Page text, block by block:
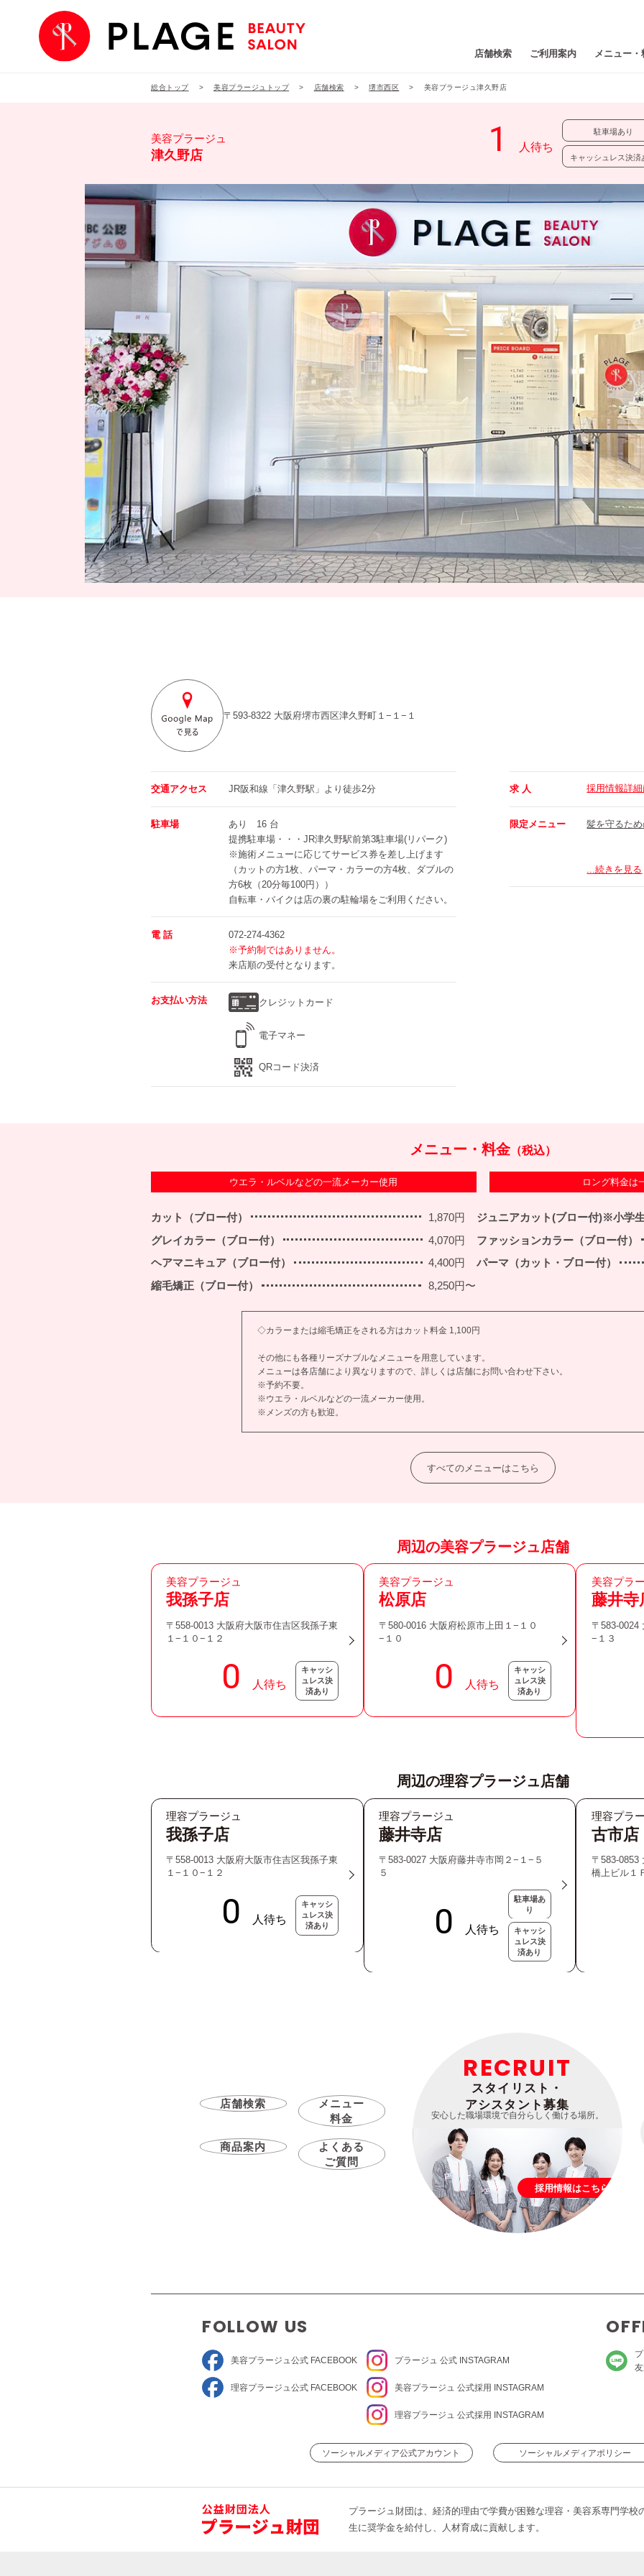
店舗検索 ご利用案内 メニュー・
総合トップ 美容プラージュトップ 店舗検索 堺市西区 美容プラージュ津久野店
美容プラージュ
津久野店
駐車場あり
キャッシュレス決済
〒593-8322 大阪府堺市西区津久野町１−１−１
交通アクセス JR阪和線「津久野駅」より徒歩2分
駐車場
あり 16 台
提携駐車場・・・JR津久野駅前第3駐車場(リパーク)
※施術メニューに応じてサービス券を差し上げます
（カットの方1枚、パーマ・カラーの方4枚、ダブルの
方6枚（20分毎100円））
自転車・バイクは店の裏の駐輪場をご利用ください。
電 話
072-274-4362
※予約制ではありません。
来店順の受付となります。
お支払い方法 クレジットカード
電子マネー
QRコード決済
求 人 採用情報詳
限定メニュー 髪を守るため
...続きを見る
メニュー・料金（税込）
ウエラ・ルベルなどの一流メーカー使用 ロング料金は
カット（ブロー付） 1,870円 ジュニアカット(ブロー付)※小学
グレイカラー（ブロー付）
4,070円 ファッションカラー（ブロー付）
ヘアマニキュア（ブロー付）
4,400円 パーマ（カット・ブロー付）
縮毛矯正（ブロー付）
8,250円〜
◇カラーまたは縮毛矯正をされる方はカット料金 1,100円
その他にも各種リーズナブルなメニューを用意しています。
メニューは各店舗により異なりますので、詳しくは店舗にお問い合わせ下さい。
※予約不要。
※ウエラ・ルベルなどの一流メーカー使用。
※メンズの方も歓迎。
すべてのメニューはこちら
周辺の美容プラージュ店舗
美容プラージュ
我孫子店
〒558-0013 大阪府大阪市住吉区我孫子東
１−１０−１２
キャッシ
ュレス決
済あり
美容プラージュ
松原店
〒580-0016 大阪府松原市上田１−１０
−１０
キャッシ
ュレス決
済あり
美容プラ
藤井寺
〒583-0024
−１３
周辺の理容プラージュ店舗
理容プラージュ
我孫子店
〒558-0013 大阪府大阪市住吉区我孫子東
１−１０−１２
キャッシ
ュレス決
済あり
理容プラージュ
藤井寺店
〒583-0027 大阪府藤井寺市岡２−１−５
５
駐車場あ
り
キャッシ
ュレス決
済あり
理容プラ
古市店
〒583-0853
橋上ビル１
店舗検索
メニュー
料金
商品案内
よくある
ご質問
RECRUIT
スタイリスト・
アシスタント募集
安心した職場環境で自分らしく働ける場所。
採用情報はこちら
FOLLOW US
美容プラージュ 公式 FACEBOOK
理容プラージュ 公式 FACEBOOK
プラージュ公式 INSTAGRAM
美容プラージュ 公式採用 INSTAGRAM
理容プラージュ 公式採用 INSTAGRAM
ソーシャルメディア公式アカウント ソーシャルメディアポリシー
プラージュ財団は、経済的理由で学費が困難な理容・美容系専門学校
生に奨学金を給付し、人材育成に貢献します。